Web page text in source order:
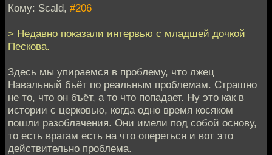
Кому: Scald, #206
> Недавно показали интервью с младшей дочкой
Пескова.
Здесь мы упираемся в проблему, что лжец
Навальный бьёт по реальным проблемам. Страшно
не то, что он бъёт, а то что попадает. Ну это как в
истории с церковью, когда одно время косяком
пошли разоблачения. Они имели под собой основу,
то есть врагам есть на что опереться и вот это
действительно проблема.